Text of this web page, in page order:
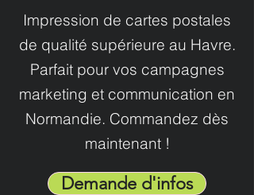
Impression de cartes postales
de qualité supérieure au Havre.
Parfait pour vos campagnes
marketing et communication en
Normandie. Commandez dès
maintenant !
Demande d'infos